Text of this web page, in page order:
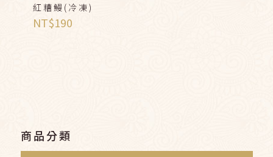
紅糟鰻(冷凍)
NT$190
商品分類